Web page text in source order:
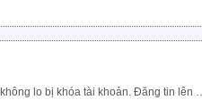
thông minh Nhanh chóng đưa thông tin đến khách hàng trên nhiều kênh như group, fanpage, profile Là giải pháp marketing, quảng cáo, đăng tin bán hàng hoàn toàn tự động và chuyên nghiệp